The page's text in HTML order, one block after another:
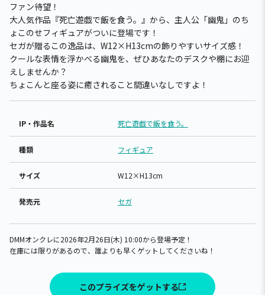
ファン待望！
大人気作品『死亡遊戯で飯を食う。』から、主人公「幽鬼」のち
ょこのせフィギュアがついに登場です！
セガが贈るこの逸品は、W12×H13cmの飾りやすいサイズ感！
クールな表情を浮かべる幽鬼を、ぜひあなたのデスクや棚にお迎
えしませんか？
ちょこんと座る姿に癒されること間違いなしですよ！
IP・作品名 死亡遊戯で飯を食う。
種類 フィギュア
サイズ W12×H13cm
発売元 セガ
DMMオンクレに2026年2月26日(木) 10:00から登場予定！
在庫には限りがあるので、誰よりも早くゲットしてくださいね！
このプライズをゲットする